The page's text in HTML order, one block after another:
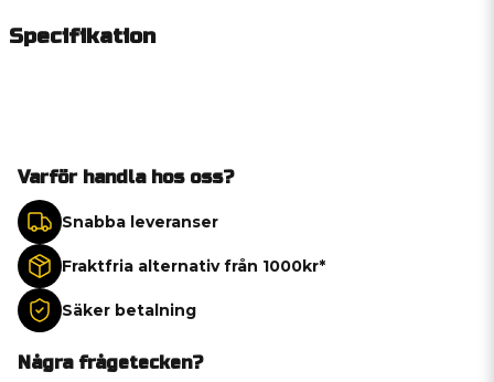
Specifikation
Varför handla hos oss?
Snabba leveranser
Fraktfria alternativ från 1000kr*
Säker betalning
Några frågetecken?